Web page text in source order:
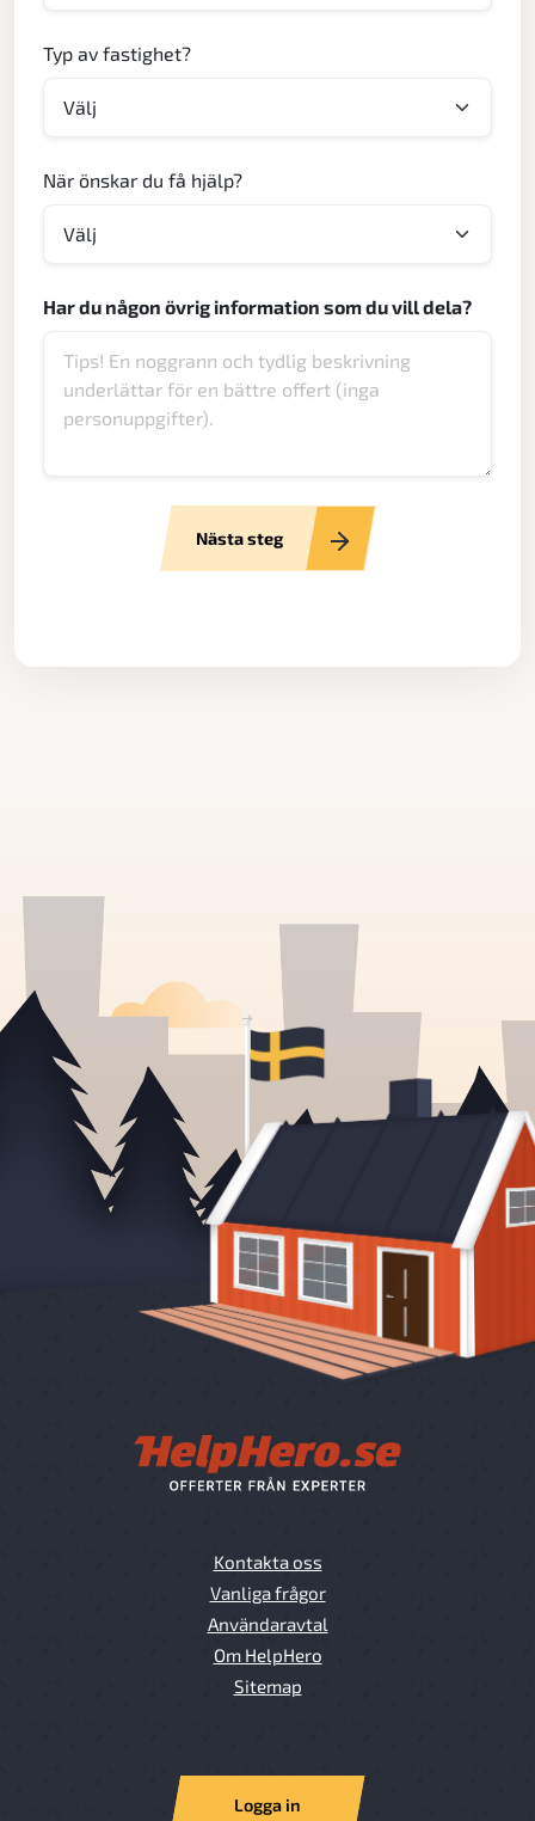
Typ av fastighet?
När önskar du få hjälp?
Har du någon övrig information som du vill dela?
Nästa steg
Kontakta oss
Vanliga frågor
Användaravtal
Om HelpHero
Sitemap
Logga in